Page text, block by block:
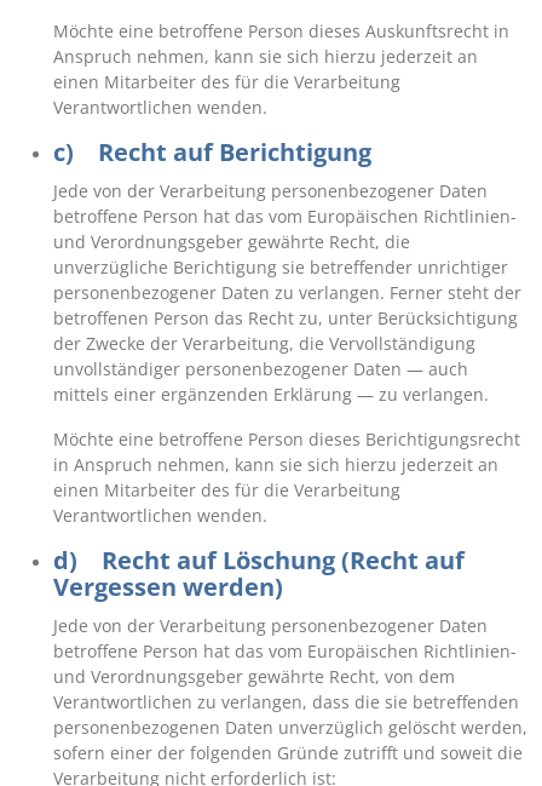
Möchte eine betroffene Person dieses Auskunftsrecht in
Anspruch nehmen, kann sie sich hierzu jederzeit an
einen Mitarbeiter des für die Verarbeitung
Verantwortlichen wenden.
c) Recht auf Berichtigung
Jede von der Verarbeitung personenbezogener Daten
betroffene Person hat das vom Europäischen Richtlinien-
und Verordnungsgeber gewährte Recht, die
unverzügliche Berichtigung sie betreffender unrichtiger
personenbezogener Daten zu verlangen. Ferner steht der
betroffenen Person das Recht zu, unter Berücksichtigung
der Zwecke der Verarbeitung, die Vervollständigung
unvollständiger personenbezogener Daten — auch
mittels einer ergänzenden Erklärung — zu verlangen.
Möchte eine betroffene Person dieses Berichtigungsrecht
in Anspruch nehmen, kann sie sich hierzu jederzeit an
einen Mitarbeiter des für die Verarbeitung
Verantwortlichen wenden.
d) Recht auf Löschung (Recht auf
Vergessen werden)
Jede von der Verarbeitung personenbezogener Daten
betroffene Person hat das vom Europäischen Richtlinien-
und Verordnungsgeber gewährte Recht, von dem
Verantwortlichen zu verlangen, dass die sie betreffenden
personenbezogenen Daten unverzüglich gelöscht werden,
sofern einer der folgenden Gründe zutrifft und soweit die
Verarbeitung nicht erforderlich ist: